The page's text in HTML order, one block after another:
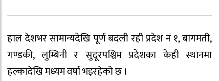
हाल देशभर सामान्यदेखि पूर्ण बदली रही प्रदेश नं १, बागमती,
गण्डकी, लुम्बिनी र सुदूरपश्चिम प्रदेशका केही स्थानमा
हल्कादेखि मध्यम वर्षा भइरहेको छ ।